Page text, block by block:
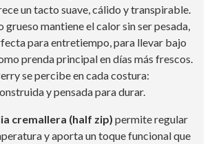
un tacto suave, cálido y transpirable.
grueso mantiene el calor sin ser pesada,
para entretiempo, para llevar bajo
prenda principal en días más frescos.
se percibe en cada costura:
y pensada para durar.
cremallera (half zip) permite regular
y aporta un toque funcional que